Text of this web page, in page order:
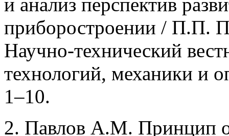
и анализ перспектив
приборостроении / П.П.
Научно-технический
технологий, механики и
1–10.
2. Павлов А.М. Принцип